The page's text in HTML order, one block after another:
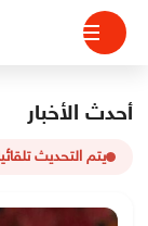
التجاوز
المحتوى
أحدث الأخبار
يتم التحديث